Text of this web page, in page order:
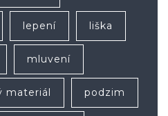
lepení liška
mluvení
materiál podzim